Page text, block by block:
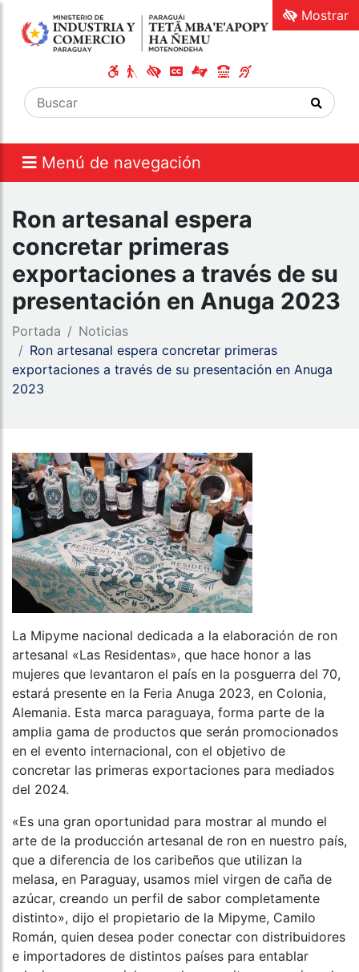
Menú de navegación
Mostrar
Ron artesanal espera
concretar primeras
exportaciones a través de su
presentación en Anuga 2023
Portada
Noticias
Ron artesanal espera concretar primeras
exportaciones a través de su presentación en Anuga
2023
La Mipyme nacional dedicada a la elaboración de ron
artesanal «Las Residentas», que hace honor a las
mujeres que levantaron el país en la posguerra del 70,
estará presente en la Feria Anuga 2023, en Colonia,
Alemania. Esta marca paraguaya, forma parte de la
amplia gama de productos que serán promocionados
en el evento internacional, con el objetivo de
concretar las primeras exportaciones para mediados
del 2024.
«Es una gran oportunidad para mostrar al mundo el
arte de la producción artesanal de ron en nuestro país,
que a diferencia de los caribeños que utilizan la
melasa, en Paraguay, usamos miel virgen de caña de
azúcar, creando un perfil de sabor completamente
distinto», dijo el propietario de la Mipyme, Camilo
Román, quien desea poder conectar con distribuidores
e importadores de distintos países para entablar